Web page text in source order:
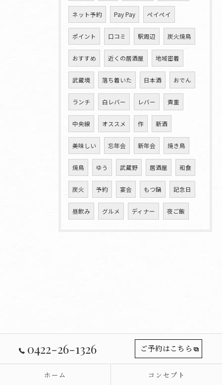
ネット予約 Pay Pay ペイペイ
ポイント 口コミ 駅周辺 炭火焼鳥
おすすめ 近くの居酒屋 地域密着
武蔵境 落ち着いた 日本酒 おでん
ランチ 白レバー レバー 貴重
中央線 オススメ 作 新酒
美味しい 忘年会 新年会 焼き鳥
焼鳥 ゆう 武蔵野 居酒屋 和食
炭火 予約 宴会 もつ鍋 記念日
昼飲み グルメ ディナー 夜ご飯
0422-26-1326 ご予約はこちら
ホーム コンセプト